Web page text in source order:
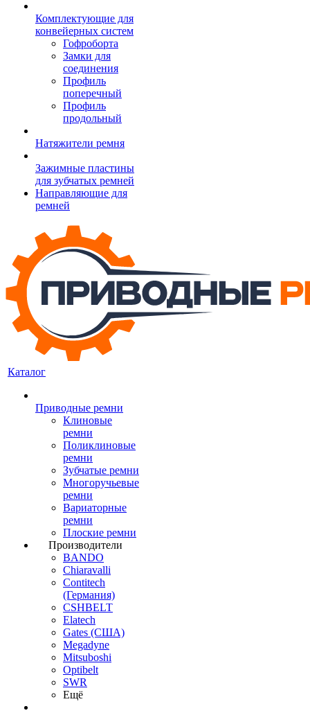
Комплектующие для
конвейерных систем
Гофроборта
Замки для
соединения
Профиль
поперечный
Профиль
продольный
Натяжители ремня
Зажимные пластины
для зубчатых ремней
Направляющие для
ремней
Каталог
Приводные ремни
Клиновые
ремни
Поликлиновые
ремни
Зубчатые ремни
Многоручьевые
ремни
Вариаторные
ремни
Плоские ремни
Производители
BANDO
Chiaravalli
Contitech
(Германия)
CSHBELT
Elatech
Gates (США)
Megadyne
Mitsuboshi
Optibelt
SWR
Ещё